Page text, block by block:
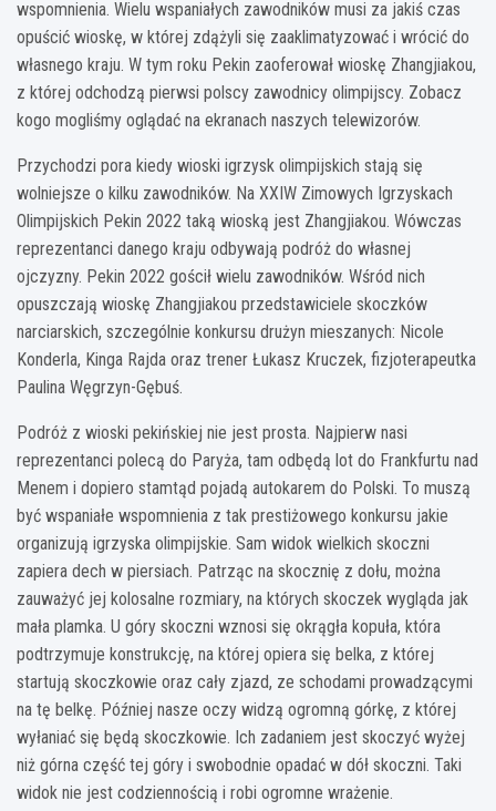
wspomnienia. Wielu wspaniałych zawodników musi za jakiś czas
opuścić wioskę, w której zdążyli się zaaklimatyzować i wrócić do
własnego kraju. W tym roku Pekin zaoferował wioskę Zhangjiakou,
z której odchodzą pierwsi polscy zawodnicy olimpijscy. Zobacz
kogo mogliśmy oglądać na ekranach naszych telewizorów.
Przychodzi pora kiedy wioski igrzysk olimpijskich stają się
wolniejsze o kilku zawodników. Na XXIW Zimowych Igrzyskach
Olimpijskich Pekin 2022 taką wioską jest Zhangjiakou. Wówczas
reprezentanci danego kraju odbywają podróż do własnej
ojczyzny. Pekin 2022 gościł wielu zawodników. Wśród nich
opuszczają wioskę Zhangjiakou przedstawiciele skoczków
narciarskich, szczególnie konkursu drużyn mieszanych: Nicole
Konderla, Kinga Rajda oraz trener Łukasz Kruczek, fizjoterapeutka
Paulina Węgrzyn-Gębuś.
Podróż z wioski pekińskiej nie jest prosta. Najpierw nasi
reprezentanci polecą do Paryża, tam odbędą lot do Frankfurtu nad
Menem i dopiero stamtąd pojadą autokarem do Polski. To muszą
być wspaniałe wspomnienia z tak prestiżowego konkursu jakie
organizują igrzyska olimpijskie. Sam widok wielkich skoczni
zapiera dech w piersiach. Patrząc na skocznię z dołu, można
zauważyć jej kolosalne rozmiary, na których skoczek wygląda jak
mała plamka. U góry skoczni wznosi się okrągła kopuła, która
podtrzymuje konstrukcję, na której opiera się belka, z której
startują skoczkowie oraz cały zjazd, ze schodami prowadzącymi
na tę belkę. Później nasze oczy widzą ogromną górkę, z której
wyłaniać się będą skoczkowie. Ich zadaniem jest skoczyć wyżej
niż górna część tej góry i swobodnie opadać w dół skoczni. Taki
widok nie jest codziennością i robi ogromne wrażenie.